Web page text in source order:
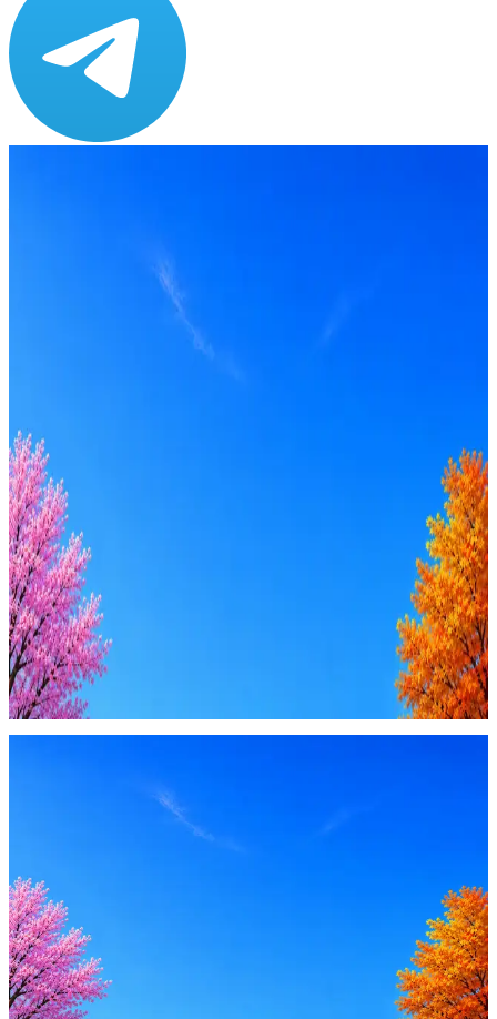
Оффер быстрее с Эйч
Будьте осторожны: если работодатель просит войти через
Google, iCloud или Госуслуги, прислать код или пароль,
запустить ПО или перевести деньги — это мошенники.
Жмите Пожаловаться
Стратегия поиска с AI: рынки, позиции, вилка, каналы